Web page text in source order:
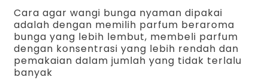
Cara agar wangi bunga nyaman dipakai
adalah dengan memilih parfum beraroma
bunga yang lebih lembut, membeli parfum
dengan konsentrasi yang lebih rendah dan
pemakaian dalam jumlah yang tidak terlalu
banyak